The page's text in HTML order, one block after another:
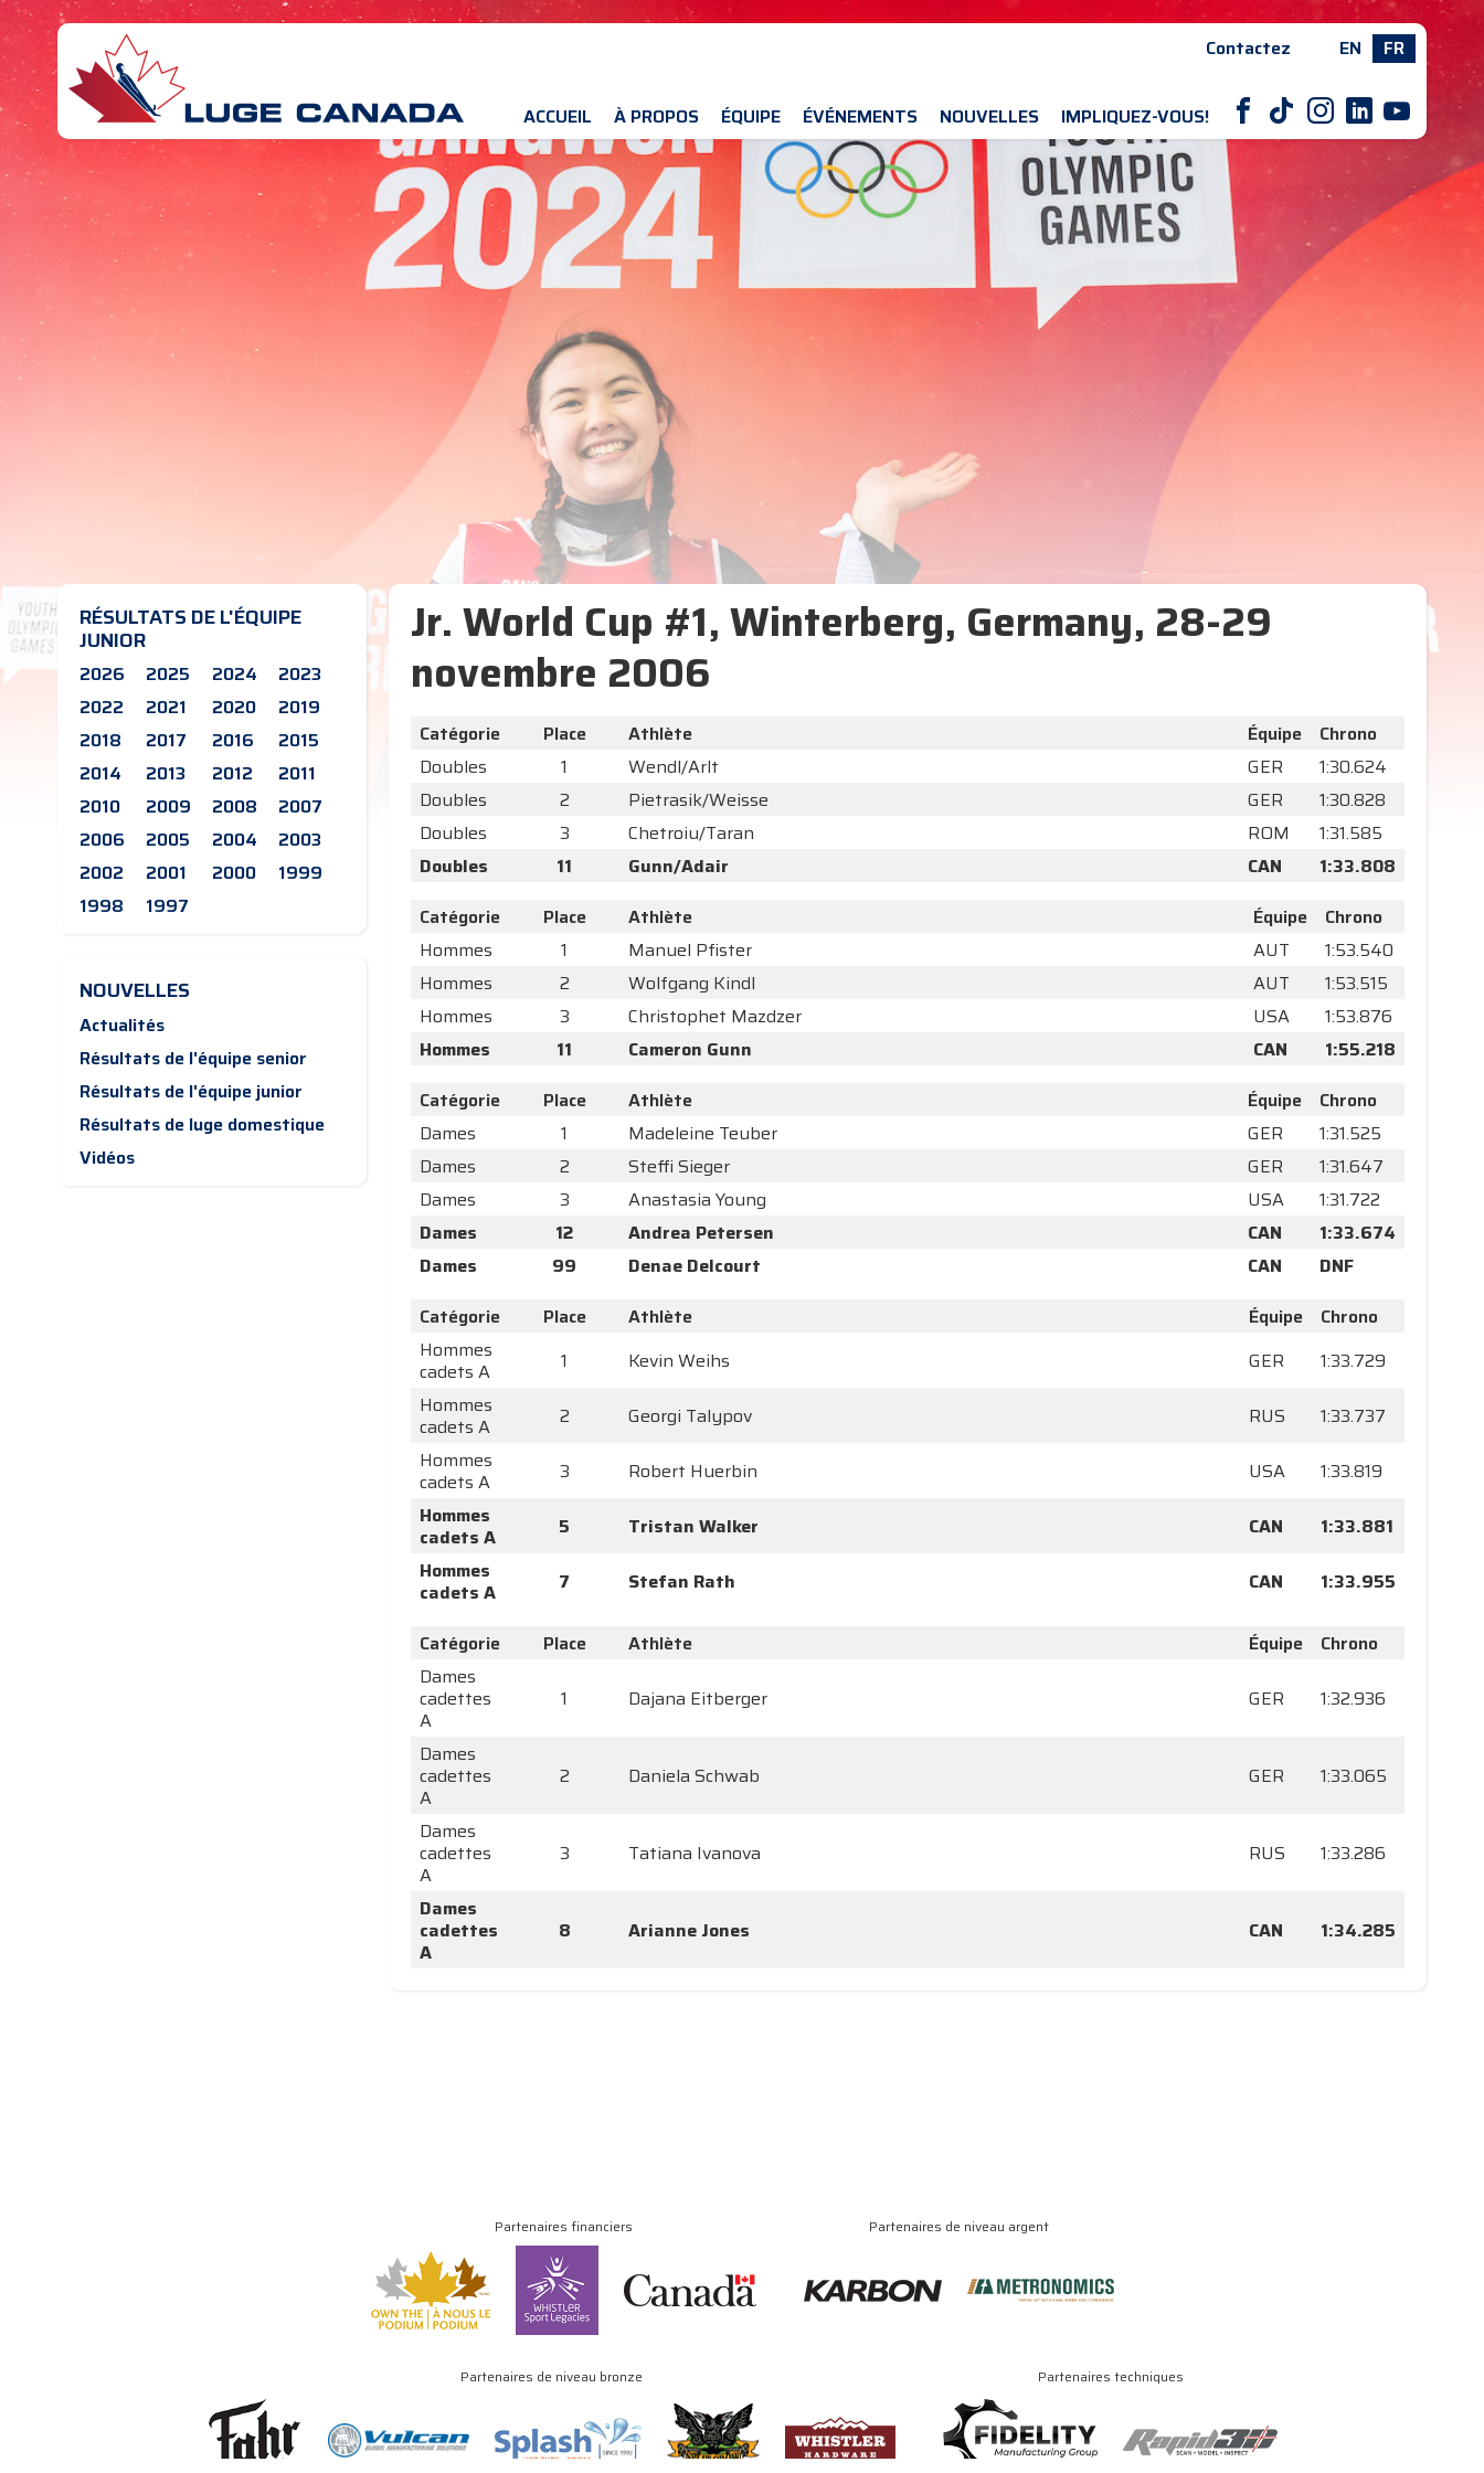
Contactez EN FR
ACCUEIL À PROPOS ÉQUIPE ÉVÉNEMENTS NOUVELLES IMPLIQUEZ-VOUS! F T I L Y
RÉSULTATS DE L'ÉQUIPE
JUNIOR
2026 2025 2024
2023
2022
2021 2020
2019
2018
2017 2016
2015
2014
2013 2012
2011
2010
2009 2008
2007
2006
2005 2004
2003
2002
2001 2000
1999
1998
1997
NOUVELLES
Actualités
Résultats de l'équipe senior
Résultats de l'équipe junior
Résultats de luge domestique
Vidéos
Jr. World Cup #1, Winterberg, Germany, 28-29
novembre 2006
Catégorie Place Athlète Équipe
Chrono
Doubles
1 Wendl/Arlt GER
1:30.624
Doubles
2 Pietrasik/Weisse GER
1:30.828
Doubles
3 Chetroiu/Taran ROM
1:31.585
Doubles
11 Gunn/Adair CAN
1:33.808
Catégorie
Place Athlète Équipe
Chrono
Hommes
1 Manuel Pfister AUT
1:53.540
Hommes
2 Wolfgang Kindl AUT
1:53.515
Hommes
3 Christophet Mazdzer USA
1:53.876
Hommes
11 Cameron Gunn CAN
1:55.218
Catégorie
Place Athlète Équipe
Chrono
Dames
1 Madeleine Teuber GER
1:31.525
Dames
2 Steffi Sieger GER
1:31.647
Dames
3 Anastasia Young USA
1:31.722
Dames
12 Andrea Petersen CAN
1:33.674
Dames
99 Denae Delcourt CAN
DNF
Catégorie
Place Athlète Équipe
Chrono
Hommes
cadets A
1 Kevin Weihs GER
1:33.729
Hommes
cadets A
2 Georgi Talypov RUS
1:33.737
Hommes
cadets A
3 Robert Huerbin USA
1:33.819
Hommes
cadets A
5 Tristan Walker CAN
1:33.881
Hommes
cadets A
7 Stefan Rath CAN 1:33.955
Catégorie Place Athlète Équipe
Chrono
Dames
cadettes
A
1 Dajana Eitberger GER
1:32.936
Dames
cadettes
A
2 Daniela Schwab GER
1:33.065
Dames
cadettes
A
3 Tatiana Ivanova RUS
1:33.286
Dames
cadettes
A
8 Arianne Jones CAN 1:34.285
Partenaires financiers Partenaires de niveau argent
Partenaires de niveau bronze Partenaires techniques